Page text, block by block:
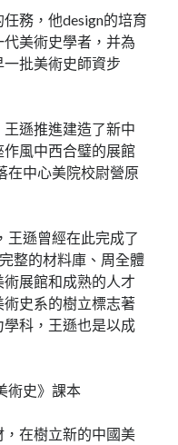
務，他design的培育
美術史學者，并為
批美術史師資步
遜推進建造了新中
風中西合璧的展館
在中心美院校尉營原
王遜曾經在此完成了
整的材料庫、周全體
展館和成熟的人才
史系的樹立標志著
科，王遜也是以成
術史》課本
在樹立新的中國美